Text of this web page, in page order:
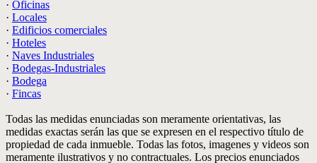
· Oficinas
· Locales
· Edificios comerciales
· Hoteles
· Naves Industriales
· Bodegas-Industriales
· Bodega
· Fincas
Todas las medidas enunciadas son meramente orientativas, las
medidas exactas serán las que se expresen en el respectivo título de
propiedad de cada inmueble. Todas las fotos, imagenes y videos son
meramente ilustrativos y no contractuales. Los precios enunciados